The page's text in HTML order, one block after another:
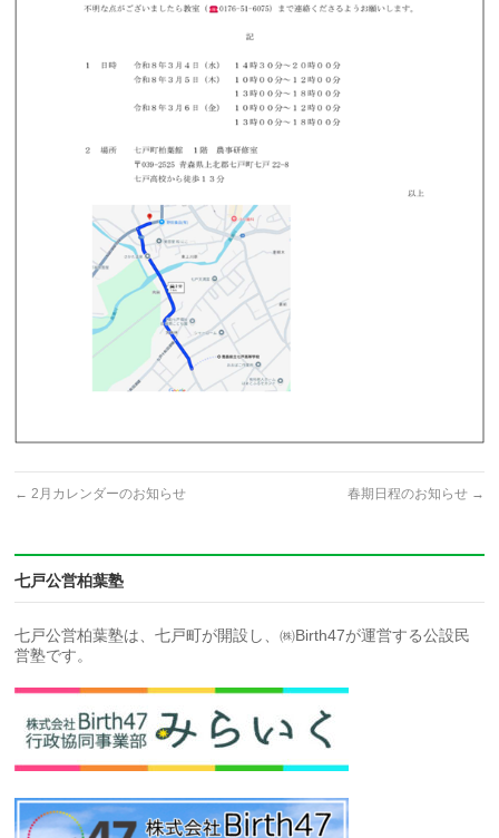
← 2月カレンダーのお知らせ 春期日程のお知らせ →
七戸公営柏葉塾
七戸公営柏葉塾は、七戸町が開設し、㈱Birth47が運営する公設民
営塾です。